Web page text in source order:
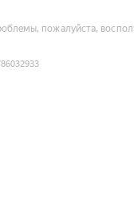
пожалуйста,